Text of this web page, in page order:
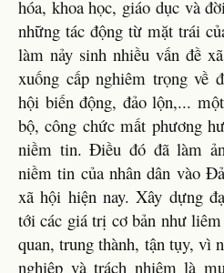
hóa, khoa học, giáo dục và
những tác động từ mặt trái
làm nảy sinh nhiều vấn đề
xuống cấp nghiêm trọng về
hội biến động, đảo lộn,...
bộ, công chức mất phương
niềm tin. Điều đó đã làm
niềm tin của nhân dân vào
xã hội hiện nay. Xây dựng
tới các giá trị cơ bản như
quan, trung thành, tận tụy, vì
nghiệp và trách nhiệm là